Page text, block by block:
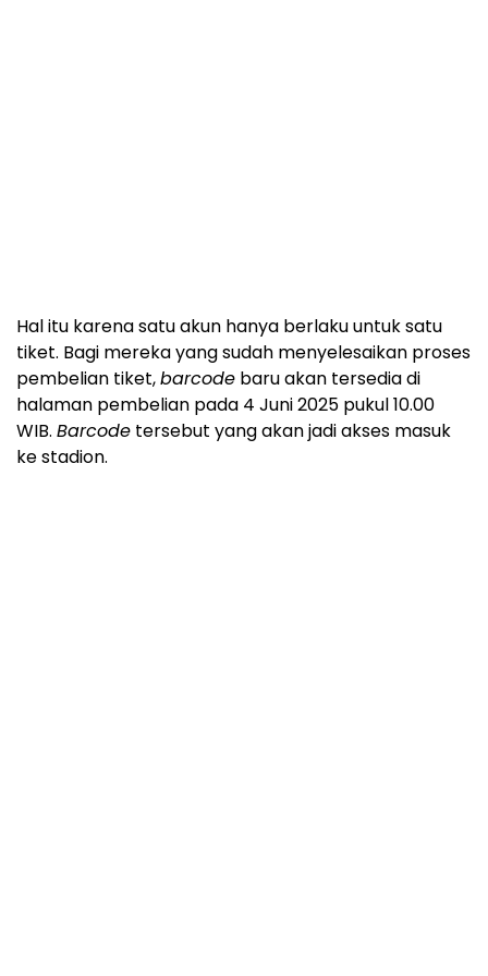
Hal itu karena satu akun hanya berlaku untuk satu
tiket. Bagi mereka yang sudah menyelesaikan proses
pembelian tiket,barcode baru akan tersedia di
halaman pembelian pada 4 Juni 2025 pukul 10.00
WIB. Barcode tersebut yang akan jadi akses masuk
ke stadion.